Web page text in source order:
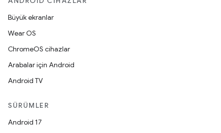
Büyük ekranlar
Wear OS
ChromeOS cihazlar
Arabalar için Android
Android TV
SÜRÜMLER
Android 17